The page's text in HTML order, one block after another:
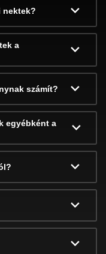
nektek?
a
számít?
egyébként a